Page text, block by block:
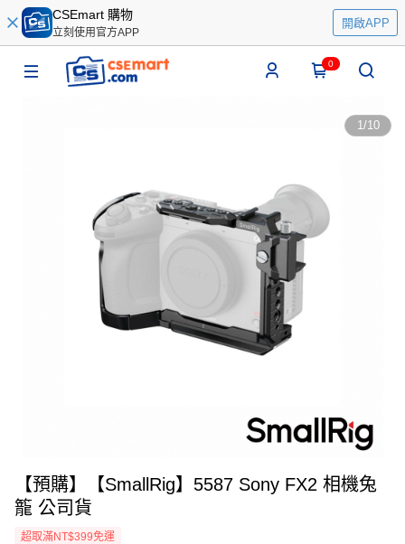
CSEmart 購物
立刻使用官方APP
開啟APP
0
1/10
【預購】【SmallRig】5587 Sony FX2 相機兔
籠 公司貨
超取滿NT$399免運